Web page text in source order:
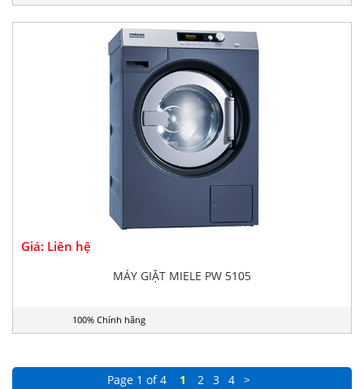
Giá: Liên hệ
MÁY GIẶT MIELE PW 5105
100% Chính hãng
Page 1 of 4 1 2 3 4 >